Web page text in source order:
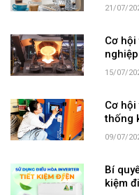
21/07/
Cơ
nghiệp
15/07/
Cơ
thống
09/07/
Bí
kiệm